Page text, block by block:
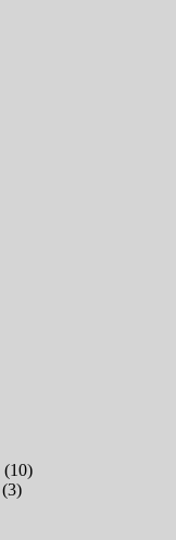
(10)
(3)